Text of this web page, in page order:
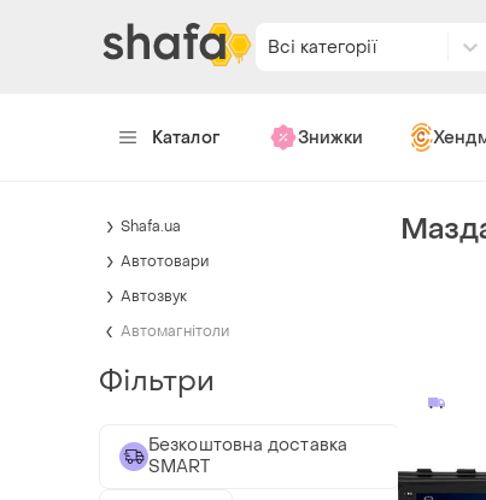
Всі категорії
Каталог Знижки
Shafa.ua
Автотовари
Автозвук
Автомагнітоли
Фільтри
Безкоштовна доставка
SMART